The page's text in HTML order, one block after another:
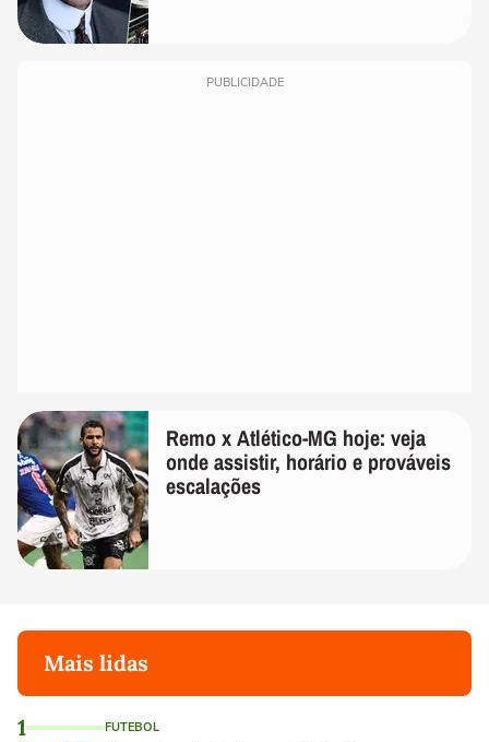
PUBLICIDADE
Remo x Atlético-MG hoje: veja
onde assistir, horário e prováveis
escalações
Mais lidas
1 FUTEBOL